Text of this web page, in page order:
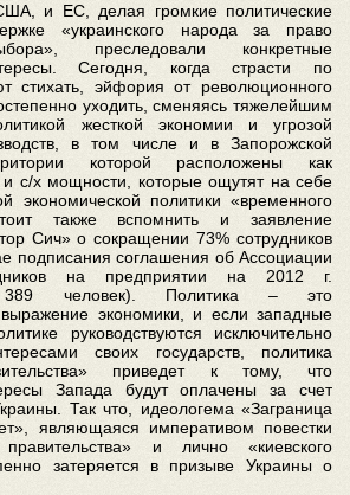
и ЕС, делая громкие политические
«украинского народа за право
преследовали конкретные
Сегодня, когда страсти по
стихать, эйфория от революционного
уходить, сменяясь тяжелейшим
жесткой экономии и угрозой
в том числе и в Запорожской
которой расположены как
с/х мощности, которые ощутят на себе
экономической политики «временного
также вспомнить и заявление
Сич» о сокращении 73% сотрудников
подписания соглашения об Ассоциации
на предприятии на 2012 г.
человек). Политика – это
выражение экономики, и если западные
руководствуются исключительно
своих государств, политика
приведет к тому, что
Запада будут оплачены за счет
Так что, идеологема «Заграница
являющаяся императивом повестки
и лично «киевского
затеряется в призыве Украины о